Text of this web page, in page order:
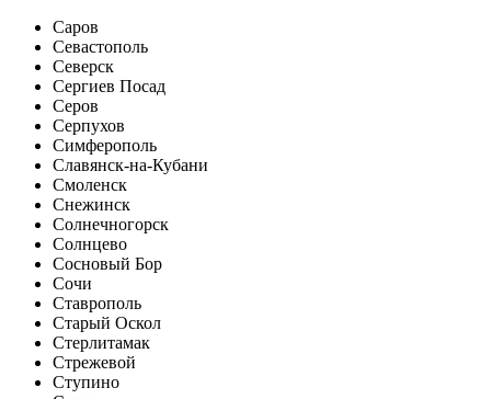
Саров
Севастополь
Северск
Сергиев Посад
Серов
Серпухов
Симферополь
Славянск-на-Кубани
Смоленск
Снежинск
Солнечногорск
Солнцево
Сосновый Бор
Сочи
Ставрополь
Старый Оскол
Стерлитамак
Стрежевой
Ступино